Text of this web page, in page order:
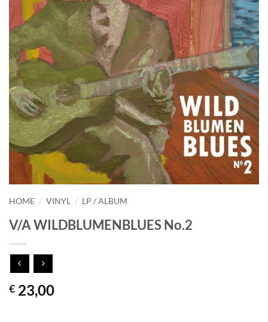
HOME / VINYL / LP / ALBUM
V/A WILDBLUMENBLUES No.2
€ 23,00